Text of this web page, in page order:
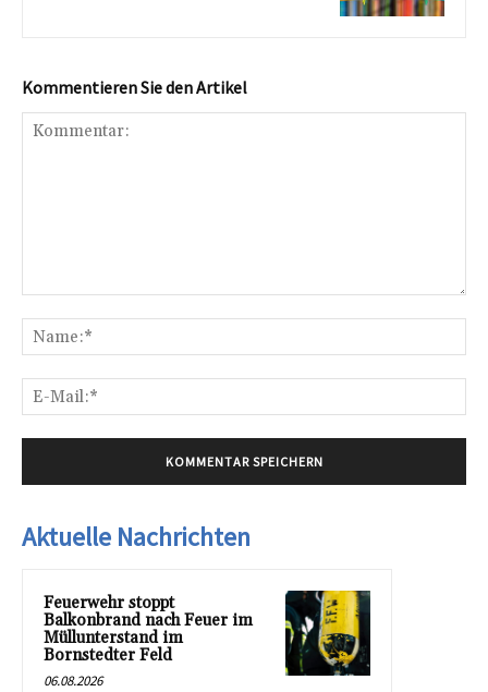
Kommentieren Sie den Artikel
Aktuelle Nachrichten
Feuerwehr stoppt
Balkonbrand nach Feuer im
Müllunterstand im
Bornstedter Feld
06.08.2026